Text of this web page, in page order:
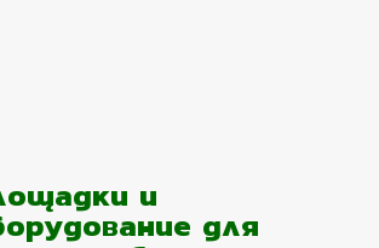
и
для